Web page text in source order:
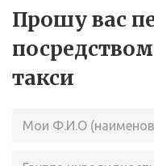
Прошу вас
такси